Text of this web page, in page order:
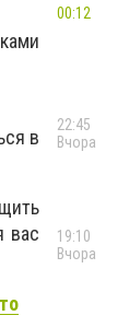
в
вас
00:12
22:45
Вчора
19:10
Вчора